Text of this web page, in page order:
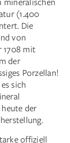
(1.400
Die
von
1708 mit
der
Porzellan!
sich
der
offiziell